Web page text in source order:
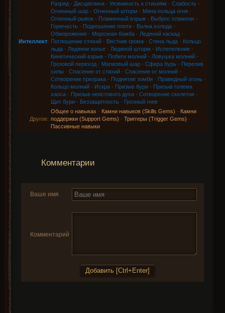
Интеллект:
Разряд· Дисциплина· Уязвимость к стихиям · Слабость·
Огненный шар· Огненный шторм · Мина кольца огня·
Огненный рывок· Пламенный взрыв· Выброс пламени·
Горючесть· Подношение плоти· Волна холода·
Обморожение· Морозная бомба· Ледяной каскад·
Поглощение стихий· Вестник грома· Стена льда· Кольцо
льда· Ледяное копье· Ледяной шторм · Испепеление·
Кинетический взрыв· Побеги молний· Ловушка молний·
Грозовой переход· Магмовый шар· Сфера бурь· Перелив
силы · Спасение от стихий· Спасение от молний·
Сотворение призрака· Поднятие зомби· Праведный огонь·
Кольцо молний· Искра· Призыв бури· Призыв голема
хаоса· Призыв неистового духа· Сотворение скелетов·
Щит бури· Беззащитность· Грозный гнев
Другое:
Общее о навыках · Камни навыков (Skills Gems) · Камни
поддержки (Support Gems) · Триггеры (Trigger Gems) ·
Пассивные навыки
Комментарии
Ваше имя
Комментарий